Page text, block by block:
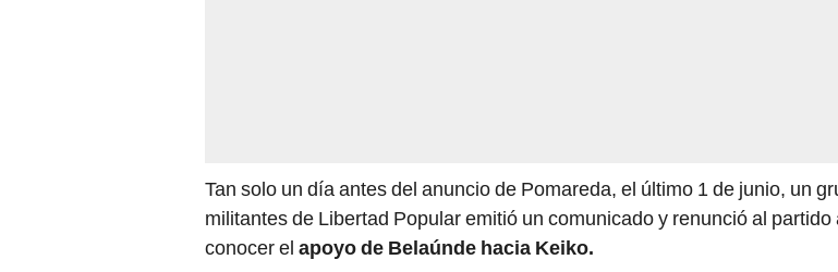
Tan solo un día antes del anuncio de Pomareda, el último 1 de junio, un
militantes de Libertad Popular emitió un comunicado y renunció al partido
conocer el apoyo de Belaúnde hacia Keiko.